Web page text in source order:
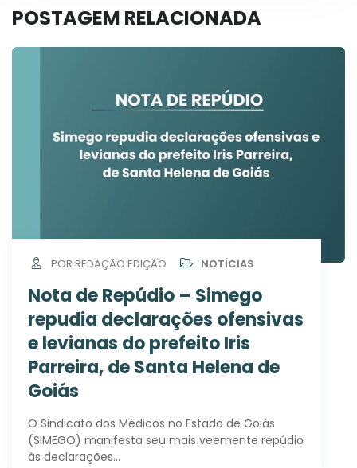
POSTAGEM RELACIONADA
POR REDAÇÃO EDIÇÃO NOTÍCIAS
Nota de Repúdio – Simego
repudia declarações ofensivas
e levianas do prefeito Iris
Parreira, de Santa Helena de
Goiás
O Sindicato dos Médicos no Estado de Goiás
(SIMEGO) manifesta seu mais veemente repúdio
às declarações…